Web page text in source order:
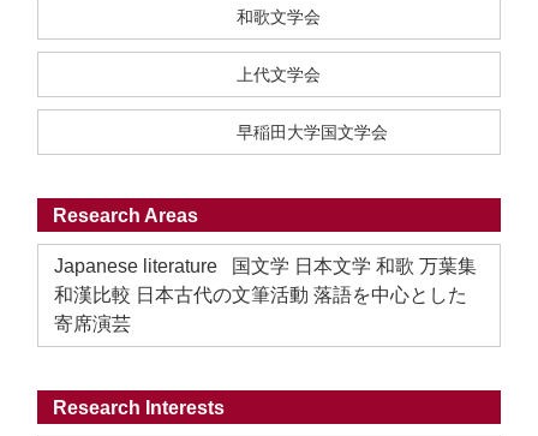
和歌文学会
上代文学会
早稲田大学国文学会
Research Areas
Japanese literature 国文学 日本文学 和歌 万葉集
和漢比較 日本古代の文筆活動 落語を中心とした
寄席演芸
Research Interests